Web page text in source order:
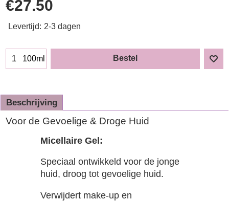
€27.50
Levertijd: 2-3 dagen
100ml Bestel
Beschrijving
Voor de Gevoelige & Droge Huid
Micellaire Gel:
Speciaal ontwikkeld voor de jonge
huid, droog tot gevoelige huid.
Verwijdert make-up en